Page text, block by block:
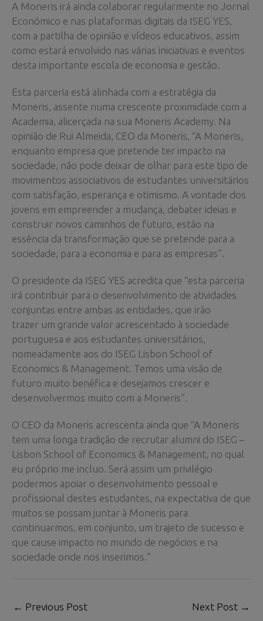
A Moneris irá ainda colaborar regularmente no Jornal
Económico e nas plataformas digitais da ISEG YES,
com a partilha de opinião e vídeos educativos, assim
como estará envolvido nas várias iniciativas e eventos
desta importante escola de economia e gestão.
Esta parceria está alinhada com a estratégia da
Moneris, assente numa crescente proximidade com a
Academia, alicerçada na sua Moneris Academy. Na
opinião de Rui Almeida, CEO da Moneris, “A Moneris,
enquanto empresa que pretende ter impacto na
sociedade, não pode deixar de olhar para este tipo de
movimentos associativos de estudantes universitários
com satisfação, esperança e otimismo. A vontade dos
jovens em empreender a mudança, debater ideias e
construir novos caminhos de futuro, estão na
essência da transformação que se pretende para a
sociedade, para a economia e para as empresas”.
O presidente da ISEG YES acredita que “esta parceria
irá contribuir para o desenvolvimento de atividades
conjuntas entre ambas as entidades, que irão
trazer um grande valor acrescentado à sociedade
portuguesa e aos estudantes universitários,
nomeadamente aos do ISEG Lisbon School of
Economics & Management. Temos uma visão de
futuro muito benéfica e desejamos crescer e
desenvolvermos muito com a Moneris”.
O CEO da Moneris acrescenta ainda que “A Moneris
tem uma longa tradição de recrutar alumni do ISEG –
Lisbon School of Economics & Management, no qual
eu próprio me incluo. Será assim um privilégio
podermos apoiar o desenvolvimento pessoal e
profissional destes estudantes, na expectativa de que
muitos se possam juntar à Moneris para
continuarmos, em conjunto, um trajeto de sucesso e
que cause impacto no mundo de negócios e na
sociedade onde nos inserimos.”
← Previous Post Next Post →